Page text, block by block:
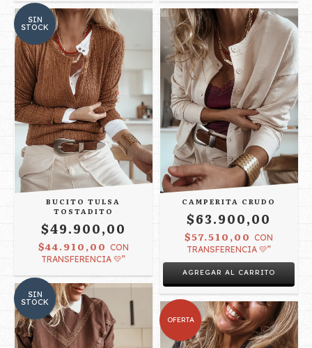
SIN
STOCK
BUCITO TULSA
TOSTADITO
$49.900,00
$44.910,00 CON
TRANSFERENCIA 💛”
CAMPERITA CRUDO
$63.900,00
$57.510,00 CON
TRANSFERENCIA 💛”
AGREGAR AL CARRITO
SIN
STOCK
OFERTA